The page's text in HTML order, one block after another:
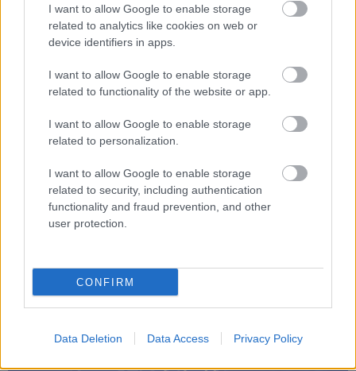
I want to allow Google to enable storage
related to analytics like cookies on web or
device identifiers in apps.
I want to allow Google to enable storage
related to functionality of the website or app.
I want to allow Google to enable storage
related to personalization.
I want to allow Google to enable storage
related to security, including authentication
functionality and fraud prevention, and other
user protection.
CONFIRM
Data Deletion Data Access Privacy Policy